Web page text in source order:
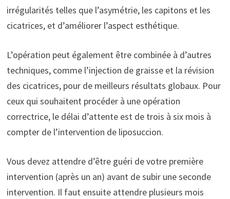
irrégularités telles que l’asymétrie, les capitons et les
cicatrices, et d’améliorer l’aspect esthétique.
L’opération peut également être combinée à d’autres
techniques, comme l’injection de graisse et la révision
des cicatrices, pour de meilleurs résultats globaux. Pour
ceux qui souhaitent procéder à une opération
correctrice, le délai d’attente est de trois à six mois à
compter de l’intervention de liposuccion.
Vous devez attendre d’être guéri de votre première
intervention (après un an) avant de subir une seconde
intervention. Il faut ensuite attendre plusieurs mois